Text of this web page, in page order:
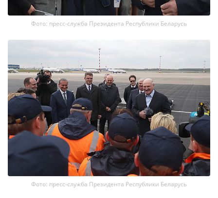
Фото: пресс-служба Президента Республики Беларусь
Фото: пресс-служба Президента Республики Беларусь